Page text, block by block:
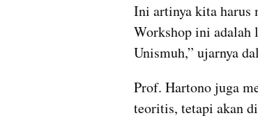
Ini artinya kita harus
Workshop ini adalah
Unismuh,” ujarnya
Prof. Hartono juga
teoritis, tetapi akan